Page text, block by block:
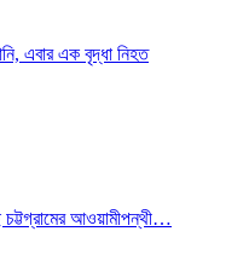
এবার এক বৃদ্ধা নিহত
চট্টগ্রামের আওয়ামীপন্থী…